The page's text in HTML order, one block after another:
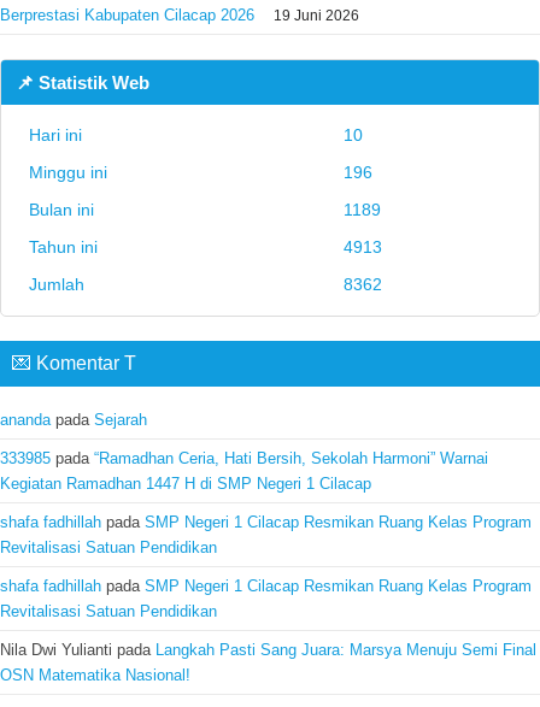
Berprestasi Kabupaten Cilacap 2026
19 Juni 2026
📌 Statistik Web
Hari ini
10
Minggu ini
196
Bulan ini
1189
Tahun ini
4913
Jumlah
8362
💌 Komentar T
ananda pada Sejarah
333985 pada “Ramadhan Ceria, Hati Bersih, Sekolah Harmoni” Warnai
Kegiatan Ramadhan 1447 H di SMP Negeri 1 Cilacap
shafa fadhillah pada SMP Negeri 1 Cilacap Resmikan Ruang Kelas Program
Revitalisasi Satuan Pendidikan
shafa fadhillah pada SMP Negeri 1 Cilacap Resmikan Ruang Kelas Program
Revitalisasi Satuan Pendidikan
Nila Dwi Yulianti pada
Langkah Pasti Sang Juara: Marsya Menuju Semi Final
OSN Matematika Nasional!